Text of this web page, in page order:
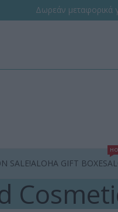
Δωρεάν μεταφορικά
SALE!ALOHA GIFT BOXES